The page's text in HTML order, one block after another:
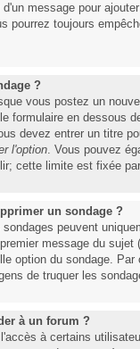
d'un message pour
pourrez toujours
?
vous postez un
formulaire en dessous
devez entrer un titre
l'option. Vous pouvez
cette limite est fixée
un sondage ?
peuvent
message du
option du sondage.
de truquer les
à un forum ?
à certains